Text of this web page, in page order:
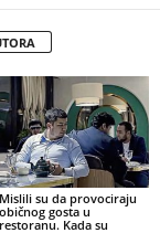
Mislili su da provociraju
običnog gosta u
restoranu. Kada su